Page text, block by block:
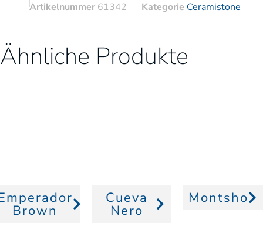
Artikelnummer 61342 Kategorie Ceramistone
Ähnliche Produkte
Brown
Cueva
Nero
Montsho